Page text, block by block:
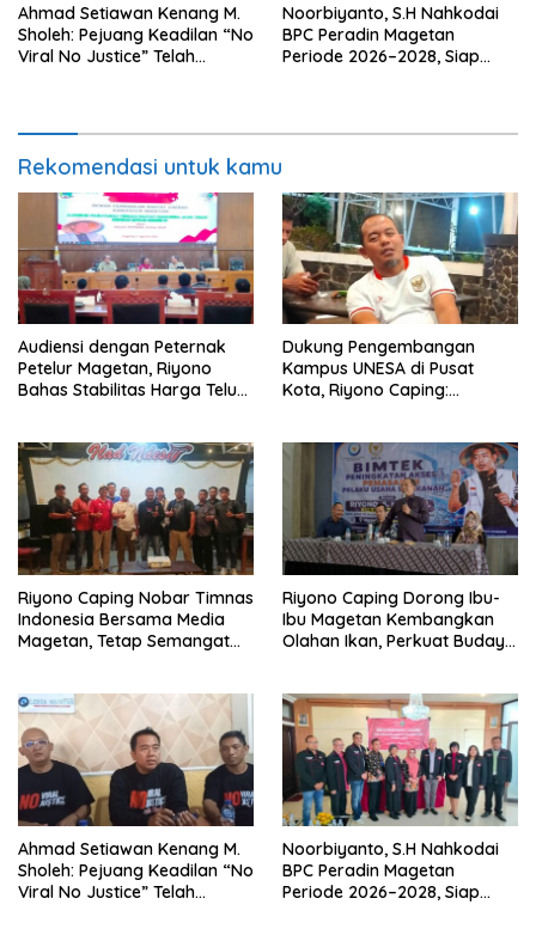
Ahmad Setiawan Kenang M.
Sholeh: Pejuang Keadilan “No
Viral No Justice” Telah
Noorbiyanto, S.H Nahkodai
BPC Peradin Magetan
Periode 2026–2028, Siap
Rekomendasi untuk kamu
Audiensi dengan Peternak
Petelur Magetan, Riyono
Bahas Stabilitas Harga Telur
Dukung Pengembangan
Kampus UNESA di Pusat
Kota, Riyono Caping:
Riyono Caping Nobar Timnas
Indonesia Bersama Media
Magetan, Tetap Semangat
Riyono Caping Dorong Ibu-
Ibu Magetan Kembangkan
Olahan Ikan, Perkuat Budaya
Ahmad Setiawan Kenang M.
Sholeh: Pejuang Keadilan “No
Viral No Justice” Telah
Noorbiyanto, S.H Nahkodai
BPC Peradin Magetan
Periode 2026–2028, Siap